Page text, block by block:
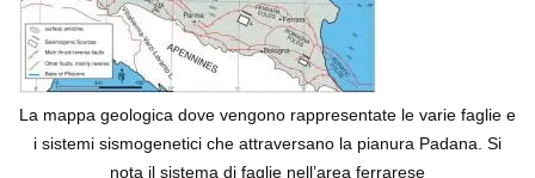
La mappa geologica dove vengono rappresentate le varie faglie e
i sistemi sismogenetici che attraversano la pianura Padana. Si
nota il sistema di faglie nell’area ferrarese